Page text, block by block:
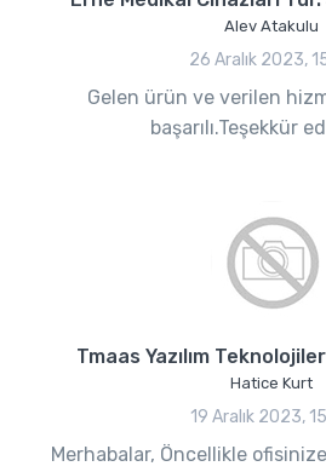
Alev Atakulu
26 Aralık 2023,
Gelen ürün ve verilen
başarılı.Teşekkür
Tmaas Yazılım
Hatice Kurt
19 Aralık 2023,
Merhabalar, Öncellikle